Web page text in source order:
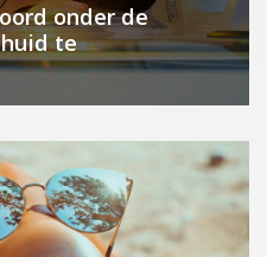
onder de
te